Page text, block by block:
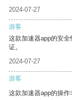
2024-07-27
游客
这款加速器app的安
证。
2024-07-27
游客
这款加速器app的操作